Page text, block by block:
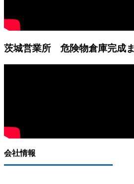
茨城営業所 危険物倉庫完成
会社情報